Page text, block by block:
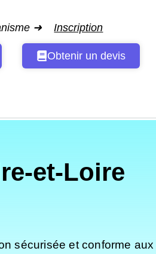
➜ Inscription
Obtenir un devis
et-Loire
sécurisée et conforme aux